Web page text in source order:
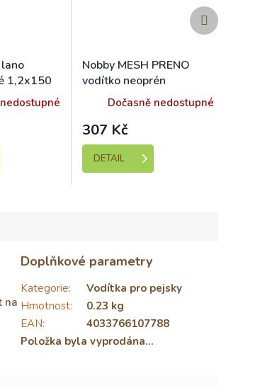
1,2x150
Nobby MESH PRENO
vodítko neoprén
oranžové M/L 200cm
Dočasně nedostupné
307 Kč
DETAIL
Další
produkt
na
Doplňkové parametry
Kategorie:
Vodítka pro pejsky
Hmotnost:
0.23 kg
EAN:
4033766107788
Položka byla vyprodána…